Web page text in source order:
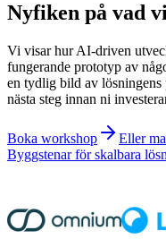
Nyfiken på vad
Vi visar hur AI-driven
fungerande prototyp av
en tydlig bild av lösningens
nästa steg innan ni
Boka workshop
Eller
Byggstenar för skalbara